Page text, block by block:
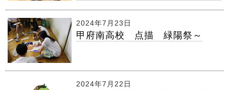
2024年7月23日
甲府南高校 点描 緑陽祭～
2024年7月22日